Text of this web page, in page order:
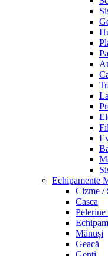
Echipamente
Cizme /
Casca
Mănuși
Geacă